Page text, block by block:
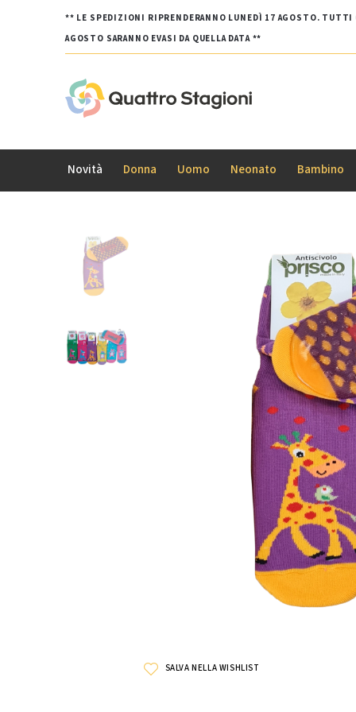
** LE SPEDIZIONI RIPRENDERANNO LUNEDÌ 17 AGOSTO.
AGOSTO SARANNO EVASI DA QUELLA DATA **
Novità Donna Uomo Neonato Bambino
SALVA NELLA WISHLIST